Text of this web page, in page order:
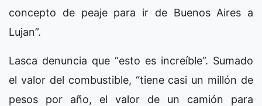
concepto de peaje para ir de Buenos Aires a
Lujan”.
Lasca denuncia que “esto es increíble”. Sumado
el valor del combustible, “tiene casi un millón de
pesos por año, el valor de un camión para